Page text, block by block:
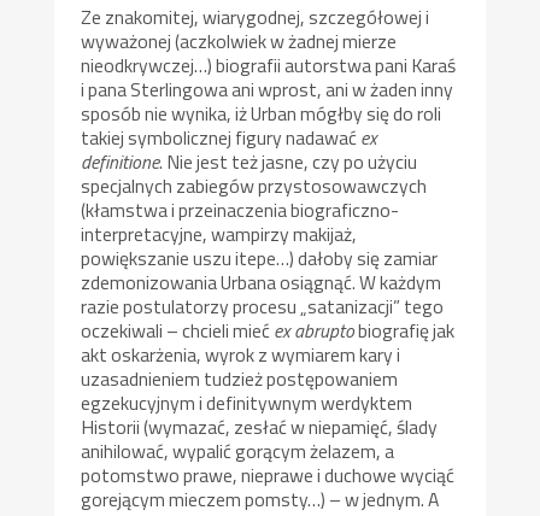
Ze znakomitej, wiarygodnej, szczegółowej i
wyważonej (aczkolwiek w żadnej mierze
nieodkrywczej…) biografii autorstwa pani Karaś
i pana Sterlingowa ani wprost, ani w żaden inny
sposób nie wynika, iż Urban mógłby się do roli
takiej symbolicznej figury nadawaćex
definitione. Nie jest też jasne, czy po użyciu
specjalnych zabiegów przystosowawczych
(kłamstwa i przeinaczenia biograficzno-
interpretacyjne, wampirzy makijaż,
powiększanie uszu itepe…) dałoby się zamiar
zdemonizowania Urbana osiągnąć. W każdym
razie postulatorzy procesu „satanizacji” tego
oczekiwali – chcieli miećex abruptobiografię jak
akt oskarżenia, wyrok z wymiarem kary i
uzasadnieniem tudzież postępowaniem
egzekucyjnym i definitywnym werdyktem
Historii (wymazać, zesłać w niepamięć, ślady
anihilować, wypalić gorącym żelazem, a
potomstwo prawe, nieprawe i duchowe wyciąć
gorejącym mieczem pomsty…) – w jednym. A